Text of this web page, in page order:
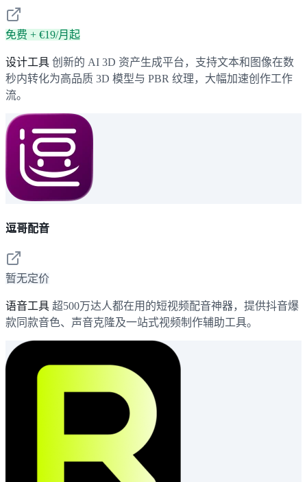
免费 + €19/月起
设计工具 创新的 AI 3D 资产生成平台，支持文本和图像在数
秒内转化为高品质 3D 模型与 PBR 纹理，大幅加速创作工作
流。
逗哥配音
暂无定价
语音工具 超500万达人都在用的短视频配音神器，提供抖音爆
款同款音色、声音克隆及一站式视频制作辅助工具。